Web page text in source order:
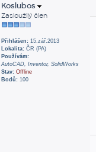
Koslubos
Zasloužilý člen
Přihlášen:15.zář.2013
Lokalita:ČR (PA)
Používám:
AutoCAD, Inventor, SolidWorks
Stav: Offline
Bodů:100